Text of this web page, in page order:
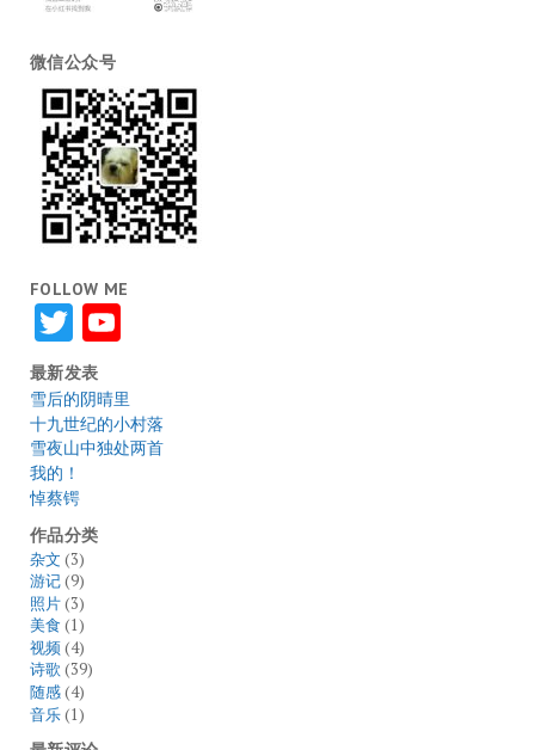
微信公众号
FOLLOW ME
TwitterYouTube
最新发表
雪后的阴晴里
十九世纪的小村落
雪夜山中独处两首
我的！
悼蔡锷
作品分类
杂文 (3)
游记(9)
照片(3)
美食 (1)
视频(4)
诗歌(39)
随感(4)
音乐(1)